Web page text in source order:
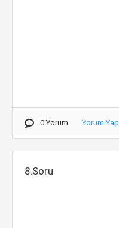
0 Yorum Yorum Yap
8.Soru